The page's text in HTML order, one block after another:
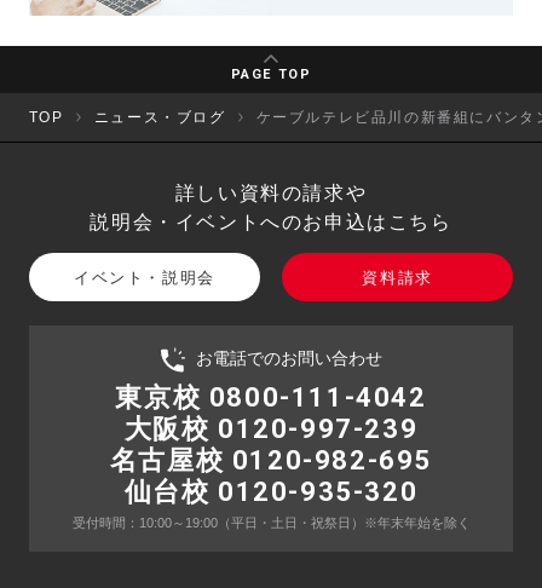
PAGE TOP
TOP ニュース・ブログ ケーブルテレビ品川の新番組にバン
詳しい資料の請求や
説明会・イベントへのお申込はこちら
イベント・説明会 資料請求
お電話でのお問い合わせ
東京校 0800-111-4042
大阪校 0120-997-239
名古屋校 0120-982-695
仙台校 0120-935-320
受付時間：10:00～19:00（平日・土日・祝祭日） ※年末年始を除く